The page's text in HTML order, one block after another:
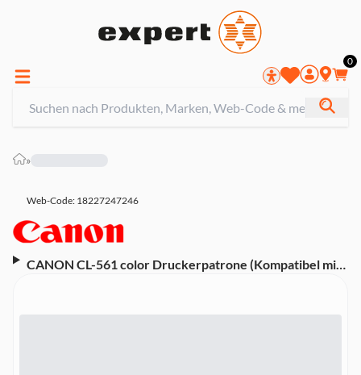
0
»
Web-Code: 18227247246
CANON CL-561 color Druckerpatrone (Kompatibel mit